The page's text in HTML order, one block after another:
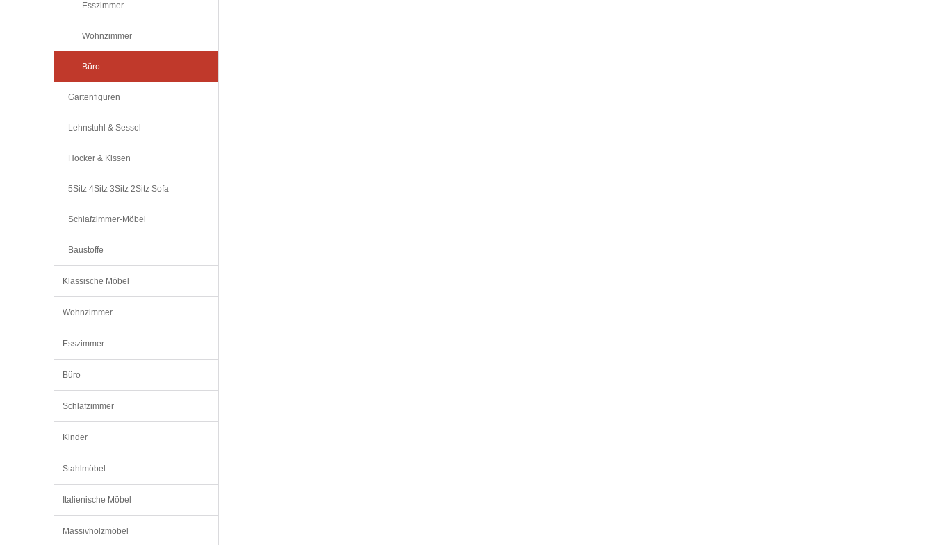
Esszimmer
Wohnzimmer
Büro
Gartenfiguren
Lehnstuhl & Sessel
Hocker & Kissen
5Sitz 4Sitz 3Sitz 2Sitz Sofa
Schlafzimmer-Möbel
Baustoffe
Klassische Möbel
Wohnzimmer
Esszimmer
Büro
Schlafzimmer
Kinder
Stahlmöbel
Italienische Möbel
Massivholzmöbel